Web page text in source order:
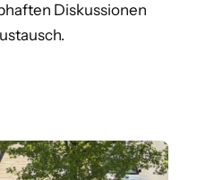
Diskussionen